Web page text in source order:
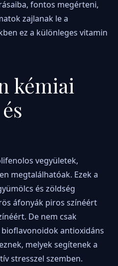
fontos megérteni,
zajlanak le a
ez a különleges vitamin
kémiai
vegyületek,
megtalálhatóak. Ezek a
és zöldség
áfonyák piros színéért
De nem csak
antioxidáns
melyek segítenek a
stresszel szemben.